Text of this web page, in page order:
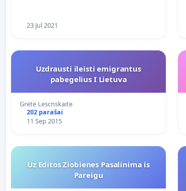
23 Jul 2021
Uzdrausti ileisti emigrantus
pabegelius I Lietuva
Grete Lescnskaite
202 parašai
11 Sep 2015
Uz Editos Ziobienes Pasalinima is
Pareigu